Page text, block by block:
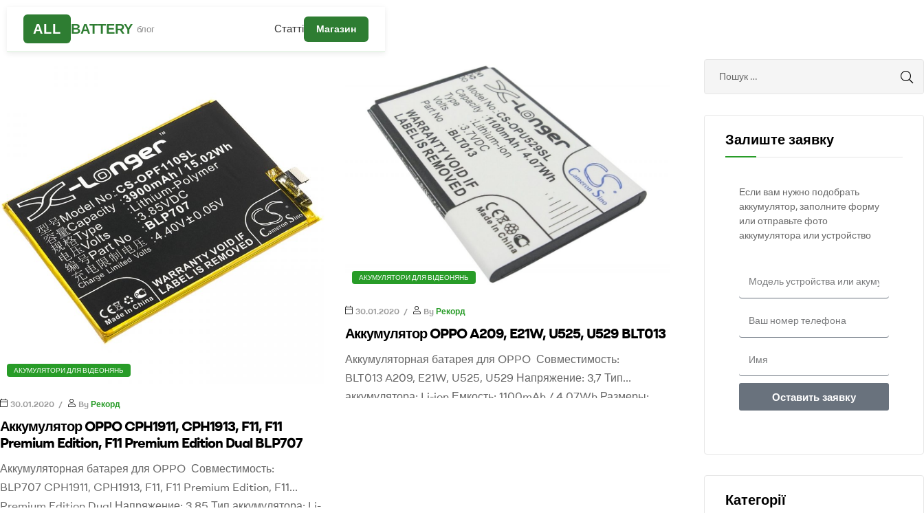
ALL BATTERY блог Статті Магазин
АКУМУЛЯТОРИ ДЛЯ ВІДЕОНЯНЬ
30.01.2020 By Рекорд
Аккумулятор OPPO CPH1911, CPH1913, F11, F11
Premium Edition, F11 Premium Edition Dual BLP707
Аккумуляторная батарея для OPPO Совместимость:
BLP707 CPH1911, CPH1913, F11, F11 Premium Edition, F11
Premium Edition Dual Напряжение: 3,85 Тип аккумулятора: Li-
АКУМУЛЯТОРИ ДЛЯ ВІДЕОНЯНЬ
30.01.2020 By Рекорд
Аккумулятор OPPO A209, E21W, U525, U529 BLT013
Аккумуляторная батарея для OPPO Совместимость:
BLT013 A209, E21W, U525, U529 Напряжение: 3,7 Тип
аккумулятора: Li-ion Емкость: 1100mAh / 4.07Wh Размеры:
Залиште заявку
Если вам нужно подобрать
аккумулятор, заполните форму
или отправьте фото
аккумулятора или устройство
Оставить заявку
Категорії